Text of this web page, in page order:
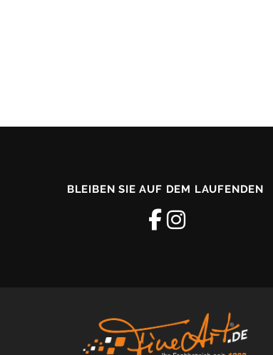
BLEIBEN SIE AUF DEM LAUFENDEN